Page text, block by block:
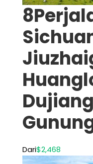
Dari$2,468